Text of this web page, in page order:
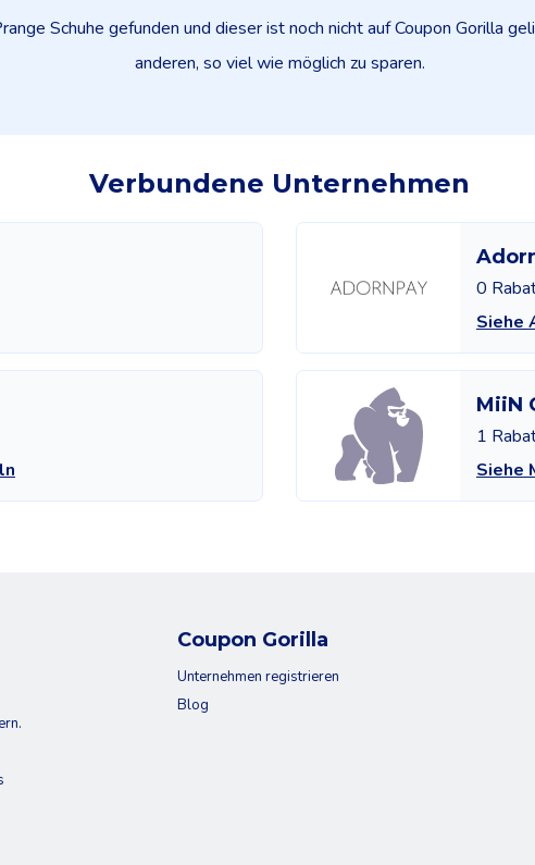
Schuhe gefunden und dieser ist noch nicht auf Coupon Gorilla
anderen, so viel wie möglich zu sparen.
Verbundene Unternehmen
0
Siehe
MiiN
1
Siehe
Coupon Gorilla
Unternehmen registrieren
Blog